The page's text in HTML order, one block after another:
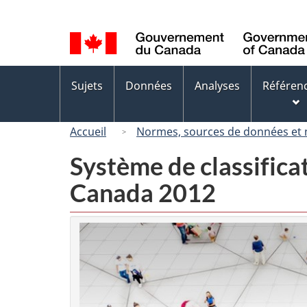
de
la
langue
des
Sujets Données Analyses
Accueil Normes, sources de données et
Système de
Canada 2012